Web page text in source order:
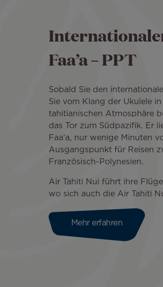
Faa’a – PPT
Sobald Sie den
Sie vom Klang der Ukulele
tahitianischen Atmosphäre
das Tor zum Südpazifik. Er
Faa'a, nur wenige Minuten
Ausgangspunkt für Reisen
Französisch-Polynesien.
Air Tahiti Nui führt ihre
wo sich auch die Air Tahiti
Mehr erfahren